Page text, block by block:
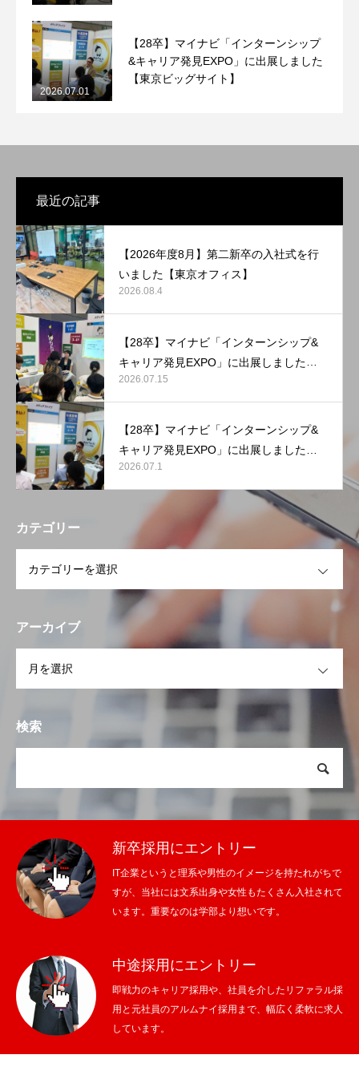
【28卒】マイナビ「インターンシップ
&キャリア発見EXPO」に出展しました
【東京ビッグサイト】
2026.07.01
最近の記事
【2026年度8月】第二新卒の入社式を行
いました【東京オフィス】
2026.08.4
【28卒】マイナビ「インターンシップ&
キャリア発見EXPO」に出展しました
【マリンメッセ福岡】
2026.07.15
【28卒】マイナビ「インターンシップ&
キャリア発見EXPO」に出展しました
【東京ビッグサイト】
2026.07.1
カテゴリー
アーカイブ
検索
新卒採用にエントリー
IT企業というと理系や男性のイメージを持たれがちで
すが、当社には文系出身や女性もたくさん入社されて
います。重要なのは学部より想いです。
中途採用にエントリー
即戦力のキャリア採用や、社員を介したリファラル採
用と元社員のアルムナイ採用まで、幅広く柔軟に求人
しています。